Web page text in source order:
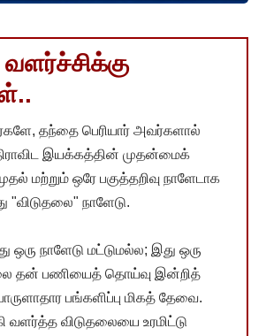
தந்தை பெரியார் அவர்களால்
இயக்கத்தின் முதன்மைக்
மற்றும் ஒரே பகுத்தறிவு நாளேடாக
"விடுதலை" நாளேடு.
ஒரு நாளேடு மட்டுமல்ல; இது ஒரு
தன் பணியைத் தொய்வு இன்றித்
பங்களிப்பு மிகத் தேவை.
வளர்த்த விடுதலையை உரமிட்டு